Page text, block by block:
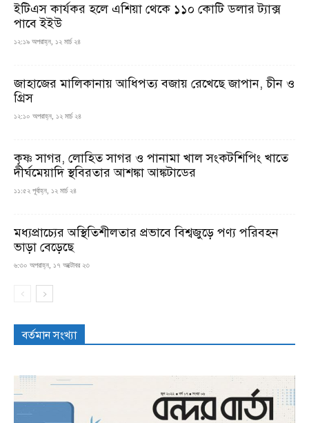
ইটিএস কার্যকর হলে এশিয়া থেকে ১১০ কোটি ডলার ট্যাক্স
পাবে ইইউ
১২:১৯ অপরাহ্ন, ১২ মার্চ ২৪
জাহাজের মালিকানায় আধিপত্য বজায় রেখেছে জাপান, চীন ও
গ্রিস
১২:১০ অপরাহ্ন, ১২ মার্চ ২৪
কৃষ্ণ সাগর, লোহিত সাগর ও পানামা খাল সংকটশিপিং খাতে
দীর্ঘমেয়াদি স্থবিরতার আশঙ্কা আঙ্কটাডের
১১:৫২ পূর্বাহ্ন, ১২ মার্চ ২৪
মধ্যপ্রাচ্যের অস্থিতিশীলতার প্রভাবে বিশ্বজুড়ে পণ্য পরিবহন
ভাড়া বেড়েছে
৬:৩০ অপরাহ্ন, ১৭ অক্টোবর ২৩
বর্তমান সংখ্যা